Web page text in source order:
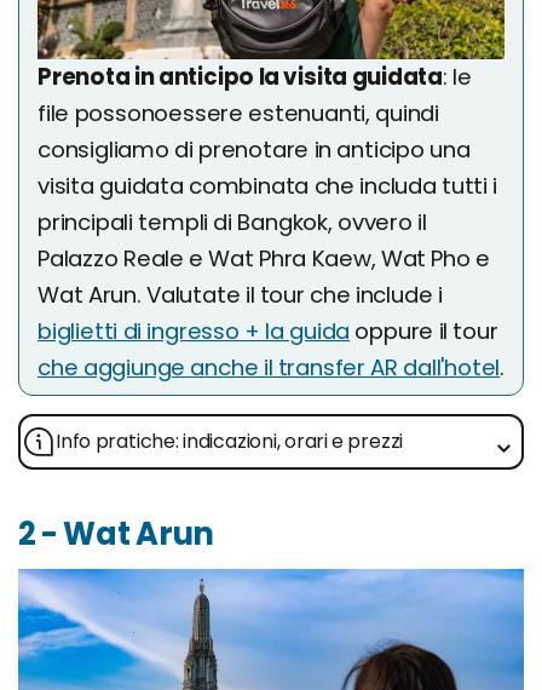
Prenota in anticipo la visita guidata: le
file possonoessere estenuanti, quindi
consigliamo di prenotare in anticipo una
visita guidata combinata che includa tutti i
principali templi di Bangkok, ovvero il
Palazzo Reale e Wat Phra Kaew, Wat Pho e
Wat Arun. Valutate il tour che include i
biglietti di ingresso + la guida oppure il tour
che aggiunge anche il transfer AR dall'hotel.
Info pratiche: indicazioni, orari e prezzi
2 - Wat Arun